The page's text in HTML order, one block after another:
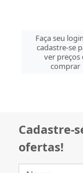
Faça seu
cadastre-se
ver preços
comprar
Cadastre-
ofertas!